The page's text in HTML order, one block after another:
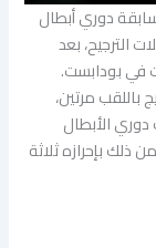
دوري أبطال
بتخطيه أرسنال الإنكليزي 4-3 بركلات الترجيح، بعد
الأصلي والإضافي 1-1 السبت في بودابست.
مرتين،
دوري الأبطال
ذلك بإحرازه ثلاثة